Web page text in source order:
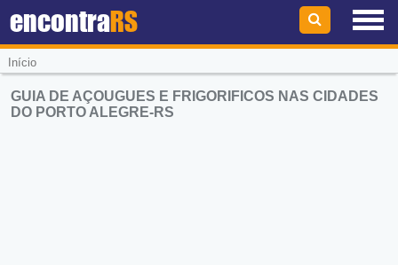
encontraRS
Início
GUIA DE AÇOUGUES E FRIGORIFICOS NAS CIDADES
DO PORTO ALEGRE-RS